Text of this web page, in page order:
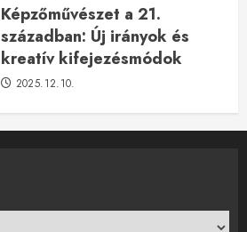
Képzőművészet a 21.
században: Új irányok és
kreatív kifejezésmódok
2025.12.10.